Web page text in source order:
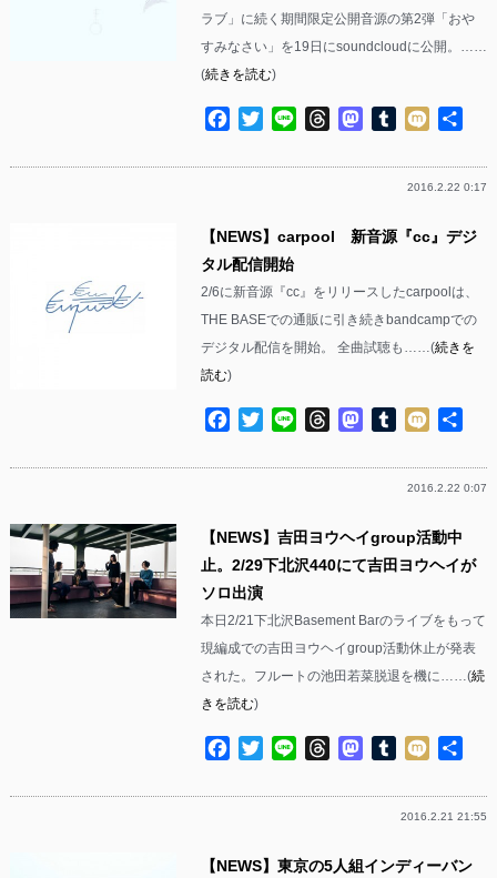
ラブ」に続く期間限定公開音源の第2弾「おや
すみなさい」を19日にsoundcloudに公開。……
(続きを読む)
Facebook
TwitterLine ThreadsMastodon
Tumblr
Mixi
2016.2.22 0:17
【NEWS】carpool 新音源『cc』デジ
タル配信開始
2/6に新音源『cc』をリリースしたcarpoolは、
THE BASEでの通販に引き続きbandcampでの
デジタル配信を開始。 全曲試聴も……(続きを
読む)
Facebook
TwitterLine ThreadsMastodon
Tumblr
Mixi
2016.2.22 0:07
【NEWS】吉田ヨウヘイgroup活動中
止。2/29下北沢440にて吉田ヨウヘイが
ソロ出演
本日2/21下北沢Basement Barのライブをもって
現編成での吉田ヨウヘイgroup活動休止が発表
された。フルートの池田若菜脱退を機に……(続
きを読む)
Facebook
TwitterLine ThreadsMastodon
Tumblr
Mixi
2016.2.21 21:55
【NEWS】東京の5人組インディーバン